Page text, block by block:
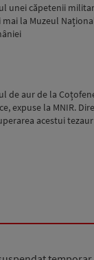
unei căpetenii
mai la Muzeul
de aur de la
expuse la MNIR.
acestui